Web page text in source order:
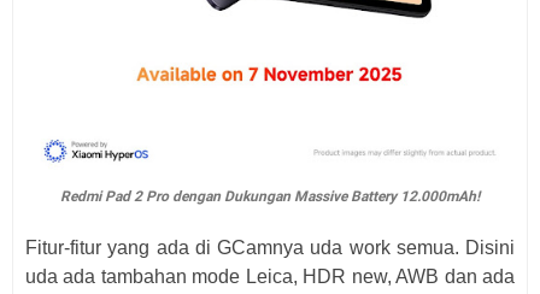
Redmi Pad 2 Pro dengan Dukungan Massive Battery 12.000mAh!
Fitur-fitur yang ada di GCamnya uda work semua. Disini
uda ada tambahan mode Leica, HDR new, AWB dan ada